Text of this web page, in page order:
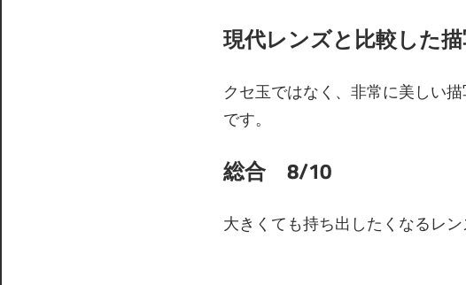
現代レンズと比較した
クセ玉ではなく、非常に美しい
です。
総合 8/10
大きくても持ち出したくなるレ